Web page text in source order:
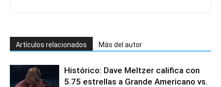
Artículos relacionados Más del autor
Histórico: Dave Meltzer califica con
5.75 estrellas a Grande Americano vs.